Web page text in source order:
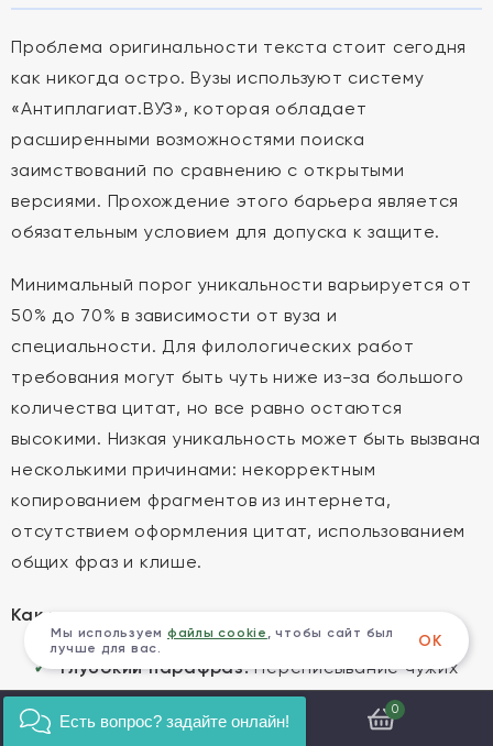
Проблема оригинальности текста стоит сегодня
как никогда остро. Вузы используют систему
«Антиплагиат.ВУЗ», которая обладает
расширенными возможностями поиска
заимствований по сравнению с открытыми
версиями. Прохождение этого барьера является
обязательным условием для допуска к защите.
Минимальный порог уникальности варьируется от
50% до 70% в зависимости от вуза и
специальности. Для филологических работ
требования могут быть чуть ниже из-за большого
количества цитат, но все равно остаются
высокими. Низкая уникальность может быть вызвана
несколькими причинами: некорректным
копированием фрагментов из интернета,
отсутствием оформления цитат, использованием
общих фраз и клише.
Как повысить уникальность легально:
Глубокий парафраз:Переписывание чужих
мыслей своими словами с сохранением
смысла. Это требует хорошего понимания
0
Мы используем файлы cookie , чтобы сайт был
лучше для вас.
ОК
Есть вопрос? задайте онлайн!